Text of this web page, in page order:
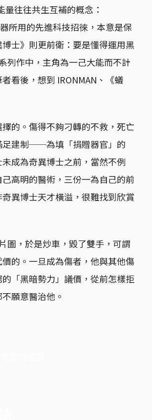
往往共生互補的概念：
所用的先進科技招徠，本意是保
士》則更前衛：要是懂得運用黑
列作中，主角為一己大能而不計
看後，想到 IRONMAN、《蟻
的。傷得不夠刁轉的不救，死亡
足建制──為填「捐贈器官」的
成為奇異博士之前，當然不例
高明的醫術，三份一為自己的前
異博士天才橫溢，很難找到欣賞
圖，於是炒車，毀了雙手，可謂
的。一旦成為傷者，他與其他傷
「黑暗勢力」議價，從前怎樣拒
願意醫治他。